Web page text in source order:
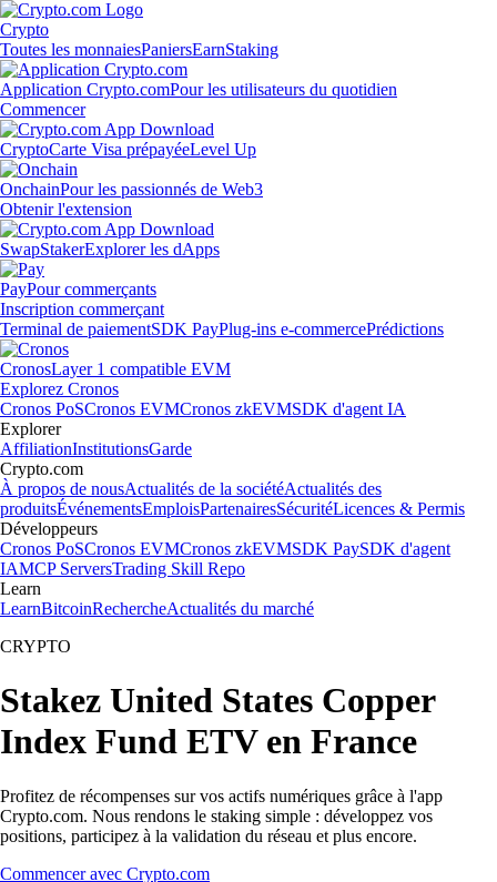
Crypto
Toutes les monnaiesPaniersEarnStaking
Application Crypto.comPour les utilisateurs du quotidien
Commencer
CryptoCarte Visa prépayéeLevel Up
OnchainPour les passionnés de Web3
Obtenir l'extension
SwapStakerExplorer les dApps
PayPour commerçants
Inscription commerçant
Terminal de paiementSDK PayPlug-ins e-commercePrédictions
CronosLayer 1 compatible EVM
Explorez Cronos
Cronos PoSCronos EVMCronos zkEVMSDK d'agent IA
Explorer
AffiliationInstitutionsGarde
Crypto.com
À propos de nousActualités de la sociétéActualités des
produitsÉvénementsEmploisPartenairesSécuritéLicences & Permis
Développeurs
Cronos PoSCronos EVMCronos zkEVMSDK PaySDK d'agent
IAMCP ServersTrading Skill Repo
Learn
LearnBitcoinRechercheActualités du marché
CRYPTO
Stakez United States Copper
Index Fund ETV en France
Profitez de récompenses sur vos actifs numériques grâce à l'app
Crypto.com. Nous rendons le staking simple : développez vos
positions, participez à la validation du réseau et plus encore.
Commencer avec Crypto.com